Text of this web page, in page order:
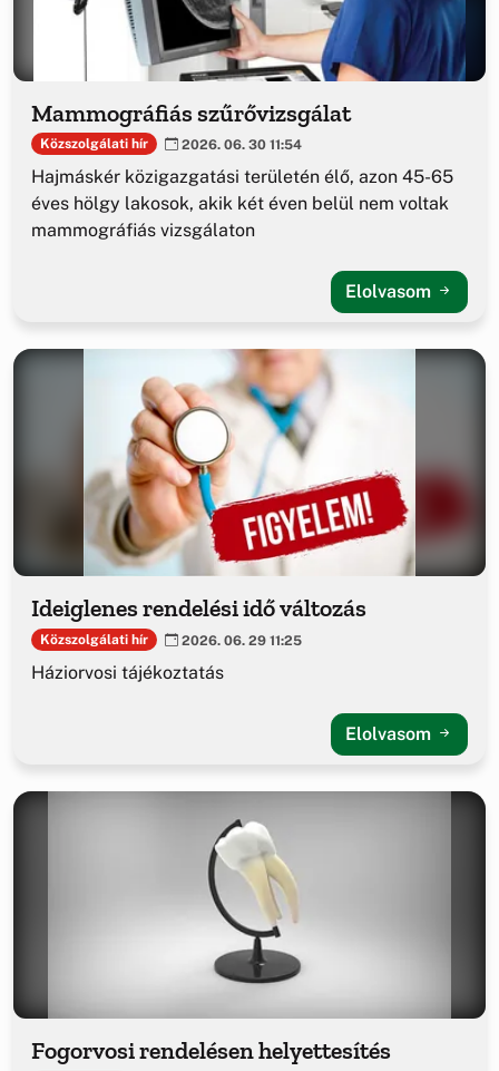
Mammográfiás szűrővizsgálat
Közszolgálati hír 2026. 06. 30 11:54
Hajmáskér közigazgatási területén élő, azon 45-65
éves hölgy lakosok, akik két éven belül nem voltak
mammográfiás vizsgálaton
Elolvasom
Ideiglenes rendelési idő változás
Közszolgálati hír 2026. 06. 29 11:25
Háziorvosi tájékoztatás
Elolvasom
Fogorvosi rendelésen helyettesítés